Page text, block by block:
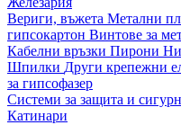
Вериги, въжета Метални
гипсокартон Винтове за
Кабелни връзки Пирони
Шпилки Други крепежни
за гипсофазер
Системи за защита и
Катинари